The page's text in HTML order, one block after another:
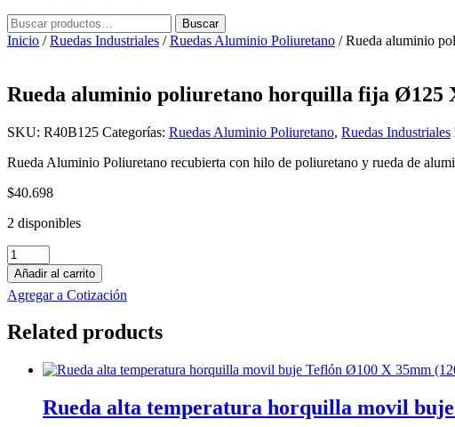
Buscar
por:
Buscar
Inicio /Ruedas Industriales /Ruedas Aluminio Poliuretano / Rueda aluminio
Rueda aluminio poliuretano horquilla fija Ø125
SKU: R40B125 Categorías: Ruedas Aluminio Poliuretano, Ruedas Industriales
Rueda Aluminio Poliuretano recubierta con hilo de poliuretano y rueda de
$40.698
2 disponibles
Rueda
aluminio
poliuretano
horquilla
Ø125
Añadir al carrito
Agregar a Cotización
Related products
Rueda alta temperatura horquilla movil